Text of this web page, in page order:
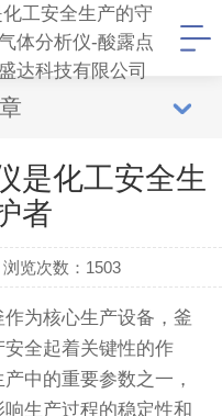
是化工安全生
者
浏览次数： 1503
为核心生产设备，釜
全起着关键性的作
中的重要参数之一，
生产过程的稳定性和